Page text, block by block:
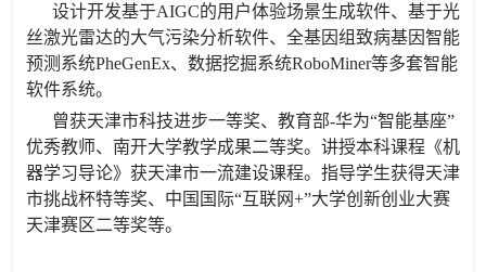
设计开发基于AIGC的用户体验场景生成软件、基于光
丝激光雷达的大气污染分析软件、全基因组致病基因智能
预测系统PheGenEx、数据挖掘系统RoboMiner等多套智能
软件系统。
曾获天津市科技进步一等奖、教育部-华为“智能基座”
优秀教师、南开大学教学成果二等奖。讲授本科课程《机
器学习导论》获天津市一流建设课程。指导学生获得天津
市挑战杯特等奖、中国国际“互联网+”大学创新创业大赛
天津赛区二等奖等。